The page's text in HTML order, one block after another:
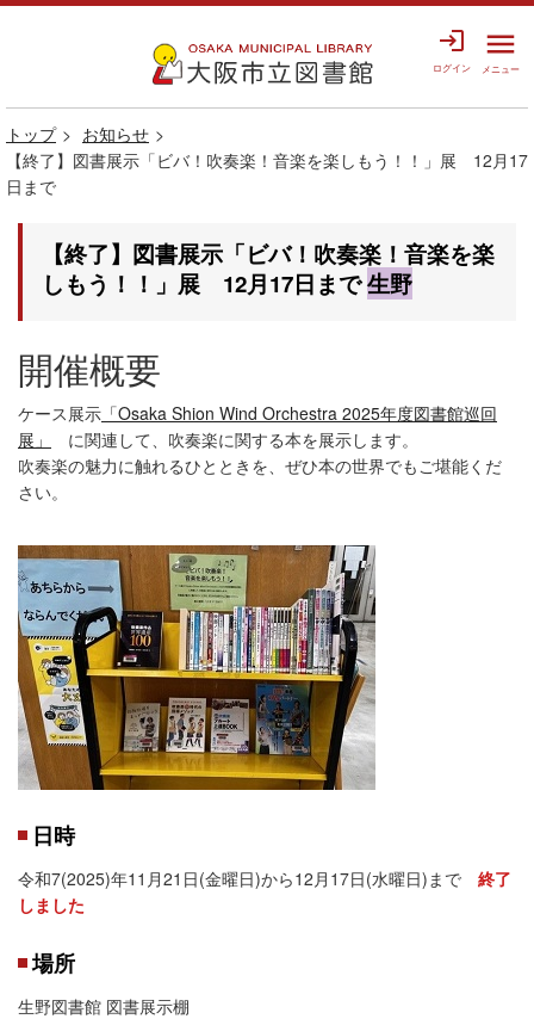
login
ログイン
menu
メニュー
トップ
お知らせ
【終了】図書展示「ビバ！吹奏楽！音楽を楽しもう！！」展 12月17
日まで
【終了】図書展示「ビバ！吹奏楽！音楽を楽
しもう！！」展 12月17日まで生野
開催概要
ケース展示 「Osaka Shion Wind Orchestra 2025年度図書館巡回
展」
に関連して、吹奏楽に関する本を展示します。
吹奏楽の魅力に触れるひとときを、ぜひ本の世界でもご堪能くだ
さい。
日時
令和7(2025)年11月21日(金曜日)から12月17日(水曜日)まで 終了
しました
場所
生野図書館 図書展示棚